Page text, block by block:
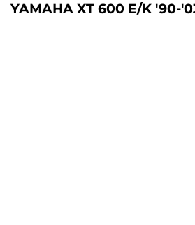
YAMAHA XT 600 E/K '90-